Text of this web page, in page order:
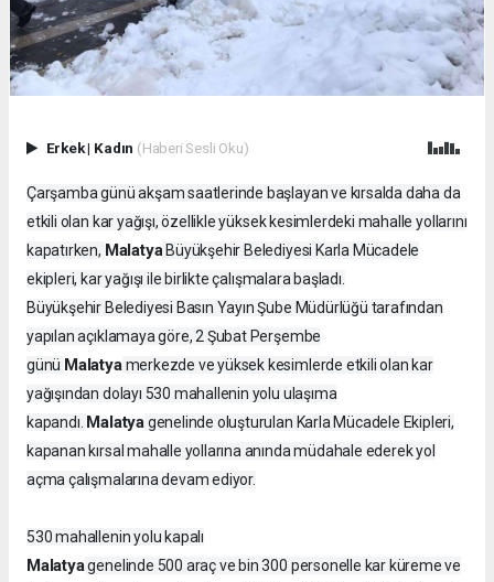
Erkek| Kadın (Haberi Sesli Oku)
Çarşamba günü akşam saatlerinde başlayan ve kırsalda daha da
etkili olan kar yağışı, özellikle yüksek kesimlerdeki mahalle yollarını
kapatırken, Malatya Büyükşehir Belediyesi Karla Mücadele
ekipleri, kar yağışı ile birlikte çalışmalara başladı.
Büyükşehir Belediyesi Basın Yayın Şube Müdürlüğü tarafından
yapılan açıklamaya göre, 2 Şubat Perşembe
günü Malatyamerkezde ve yüksek kesimlerde etkili olan kar
yağışından dolayı 530 mahallenin yolu ulaşıma
kapandı. Malatyagenelinde oluşturulan Karla Mücadele Ekipleri,
kapanan kırsal mahalle yollarına anında müdahale ederek yol
açma çalışmalarına devam ediyor.
530 mahallenin yolu kapalı
Malatyagenelinde 500 araç ve bin 300 personelle kar küreme ve